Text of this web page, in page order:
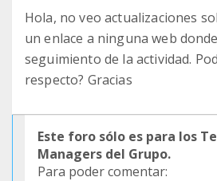
Hola, no veo actualizaciones
un enlace a ninguna web
seguimiento de la actividad.
respecto? Gracias
Este foro sólo es para los
Managers del Grupo.
Para poder comentar: